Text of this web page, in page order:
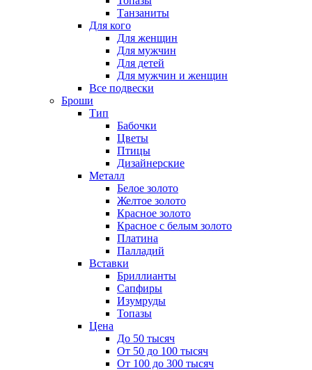
Танзаниты
Для кого
Для женщин
Для мужчин
Для детей
Для мужчин и женщин
Все подвески
Броши
Тип
Бабочки
Цветы
Птицы
Дизайнерские
Металл
Белое золото
Желтое золото
Красное золото
Красное с белым золото
Платина
Палладий
Вставки
Бриллианты
Сапфиры
Изумруды
Топазы
Цена
До 50 тысяч
От 50 до 100 тысяч
От 100 до 300 тысяч